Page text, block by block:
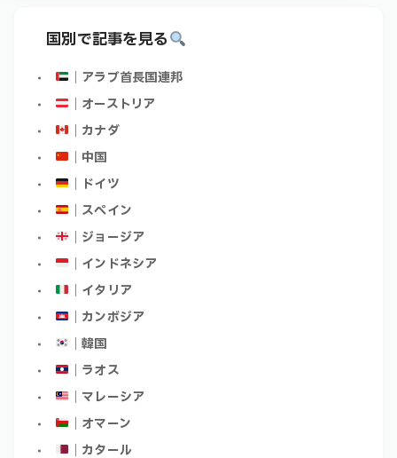
国別で記事を見る
｜アラブ首長国連邦
｜オーストリア
｜カナダ
｜中国
｜ドイツ
｜スペイン
｜ジョージア
｜インドネシア
｜イタリア
｜カンボジア
｜韓国
｜ラオス
｜マレーシア
｜オマーン
｜カタール